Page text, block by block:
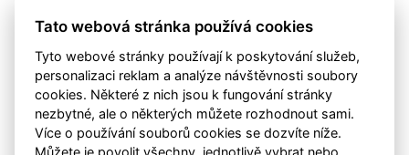
kontrolovat míček, zahrát...
Tato webová stránka používá cookies
Tyto webové stránky používají k poskytování služeb,
personalizaci reklam a analýze návštěvnosti soubory
cookies. Některé z nich jsou k fungování stránky
nezbytné, ale o některých můžete rozhodnout sami.
Více o používání souborů cookies se dozvíte níže.
Můžete je povolit všechny, jednotlivě vybrat nebo